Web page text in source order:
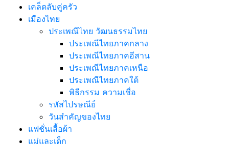
เคล็ดลับคู่ครัว
เมืองไทย
ประเพณีไทย วัฒนธรรมไทย
ประเพณีไทยภาคกลาง
ประเพณีไทยภาคอีสาน
ประเพณีไทยภาคเหนือ
ประเพณีไทยภาคใต้
พิธีกรรม ความเชื่อ
รหัสไปรษณีย์
วันสำคัญของไทย
แฟชั่นเสื้อผ้า
แม่และเด็ก